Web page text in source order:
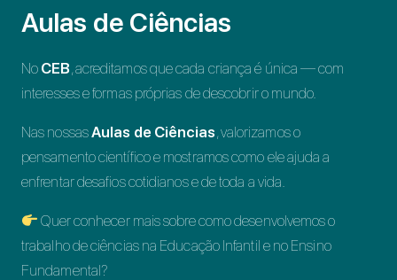
Aulas de Ciências
No CEB, acreditamos que cada criança é única — com
interesses e formas próprias de descobrir o mundo.
Nas nossasAulas de Ciências, valorizamos o
pensamento científico e mostramos como ele ajuda a
enfrentar desafios cotidianos e de toda a vida.
Quer conhecer mais sobre como desenvolvemos o
trabalho de ciências na Educação Infantil e no Ensino
Fundamental?